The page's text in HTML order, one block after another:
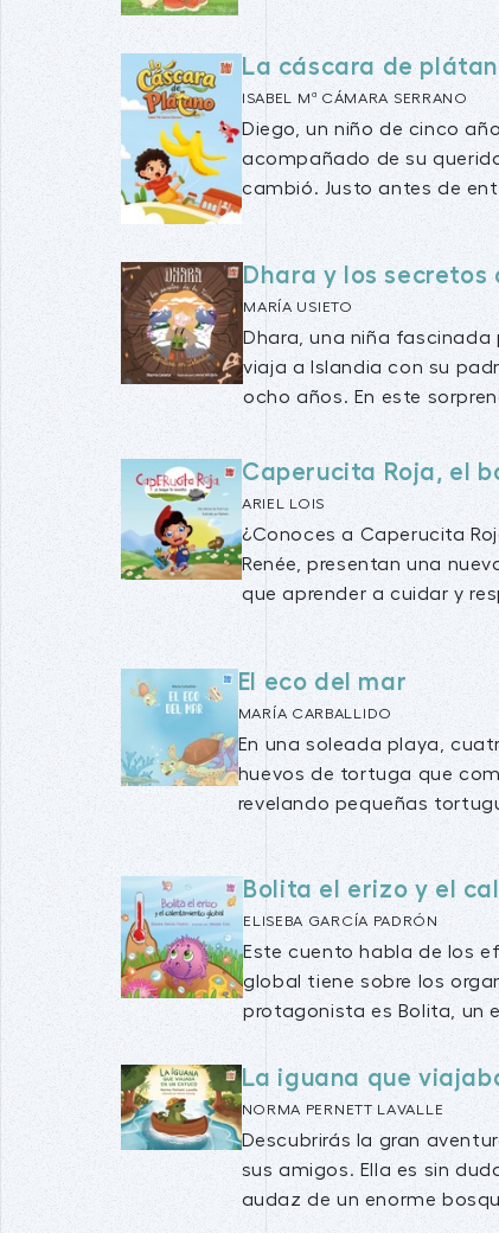
La cáscara de
ISABEL Mª CÁMARA SERRANO
Diego, un niño de cinco
acompañado de su
cambió. Justo antes de
Dhara y los secretos
MARÍA USIETO
Dhara, una niña fascinada
viaja a Islandia con su
ocho años. En este
Caperucita Roja, el
ARIEL LOIS
¿Conoces a Caperucita
Renée, presentan una
que aprender a cuidar y
El eco del mar
MARÍA CARBALLIDO
En una soleada playa,
huevos de tortuga que
revelando pequeñas
Bolita el erizo y el
ELISEBA GARCÍA PADRÓN
Este cuento habla de los
global tiene sobre los
protagonista es Bolita, un
La iguana que
NORMA PERNETT LAVALLE
Descubrirás la gran
sus amigos. Ella es sin
audaz de un enorme